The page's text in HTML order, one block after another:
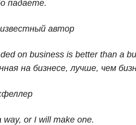
падаете.
автор
on business is better than a
на бизнесе, лучше, чем
way, or I will make one.